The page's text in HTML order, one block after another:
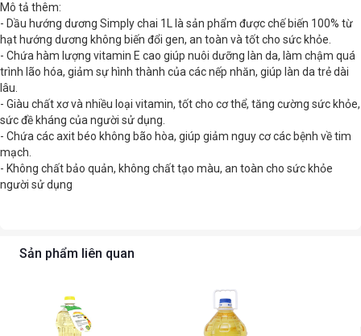
Mô tả thêm:
- Dầu hướng dương Simply chai 1L là sản phẩm được chế biến 100% từ
hạt hướng dương không biến đổi gen, an toàn và tốt cho sức khỏe.
- Chứa hàm lượng vitamin E cao giúp nuôi dưỡng làn da, làm chậm quá
trình lão hóa, giảm sự hình thành của các nếp nhăn, giúp làn da trẻ dài
lâu.
- Giàu chất xơ và nhiều loại vitamin, tốt cho cơ thể, tăng cường sức khỏe,
sức đề kháng của người sử dụng.
- Chứa các axit béo không bão hòa, giúp giảm nguy cơ các bệnh về tim
mạch.
- Không chất bảo quản, không chất tạo màu, an toàn cho sức khỏe
người sử dụng
Sản phẩm liên quan